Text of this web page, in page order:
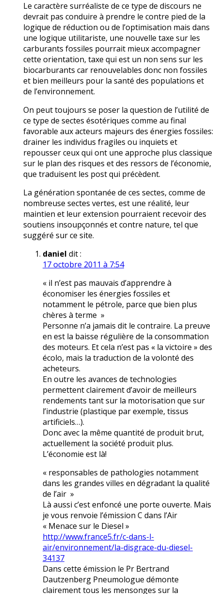
Le caractère surréaliste de ce type de discours ne
devrait pas conduire à prendre le contre pied de la
logique de réduction ou de l’optimisation mais dans
une logique utilitariste, une nouvelle taxe sur les
carburants fossiles pourrait mieux accompagner
cette orientation, taxe qui est un non sens sur les
biocarburants car renouvelables donc non fossiles
et bien meilleurs pour la santé des populations et
de l’environnement.
On peut toujours se poser la question de l’utilité de
ce type de sectes ésotériques comme au final
favorable aux acteurs majeurs des énergies fossiles:
drainer les individus fragiles ou inquiets et
repousser ceux qui ont une approche plus classique
sur le plan des risques et des ressors de l’économie,
que traduisent les post qui précèdent.
La génération spontanée de ces sectes, comme de
nombreuse sectes vertes, est une réalité, leur
maintien et leur extension pourraient recevoir des
soutiens insoupçonnés et contre nature, tel que
suggéré sur ce site.
daniel dit :
17 octobre 2011 à 7:54
« il n’est pas mauvais d’apprendre à
économiser les énergies fossiles et
notamment le pétrole, parce que bien plus
chères à terme »
Personne n’a jamais dit le contraire. La preuve
en est la baisse régulière de la consommation
des moteurs. Et cela n’est pas « la victoire » des
écolo, mais la traduction de la volonté des
acheteurs.
En outre les avances de technologies
permettent clairement d’avoir de meilleurs
rendements tant sur la motorisation que sur
l’industrie (plastique par exemple, tissus
artificiels…).
Donc avec la même quantité de produit brut,
actuellement la société produit plus.
L’économie est là!
« responsables de pathologies notamment
dans les grandes villes en dégradant la qualité
de l’air »
Là aussi c’est enfoncé une porte ouverte. Mais
je vous renvoie l’émission C dans l’Air
« Menace sur le Diesel »
http://www.france5.fr/c-dans-l-
air/environnement/la-disgrace-du-diesel-
34137
Dans cette émission le Pr Bertrand
Dautzenberg Pneumologue démonte
clairement tous les mensonges sur la